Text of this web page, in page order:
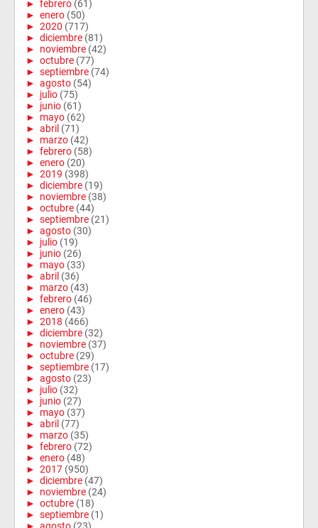
► febrero (61)
► enero (50)
► 2020 (717)
► diciembre (81)
► noviembre (42)
► octubre (77)
► septiembre (74)
► agosto (54)
► julio (75)
► junio (61)
► mayo (62)
► abril (71)
► marzo (42)
► febrero (58)
► enero (20)
► 2019 (398)
► diciembre (19)
► noviembre (38)
► octubre (44)
► septiembre (21)
► agosto (30)
► julio (19)
► junio (26)
► mayo (33)
► abril (36)
► marzo (43)
► febrero (46)
► enero (43)
► 2018 (466)
► diciembre (32)
► noviembre (37)
► octubre (29)
► septiembre (17)
► agosto (23)
► julio (32)
► junio (27)
► mayo (37)
► abril (77)
► marzo (35)
► febrero (72)
► enero (48)
► 2017 (950)
► diciembre (47)
► noviembre (24)
► octubre (18)
► septiembre (1)
► agosto (23)